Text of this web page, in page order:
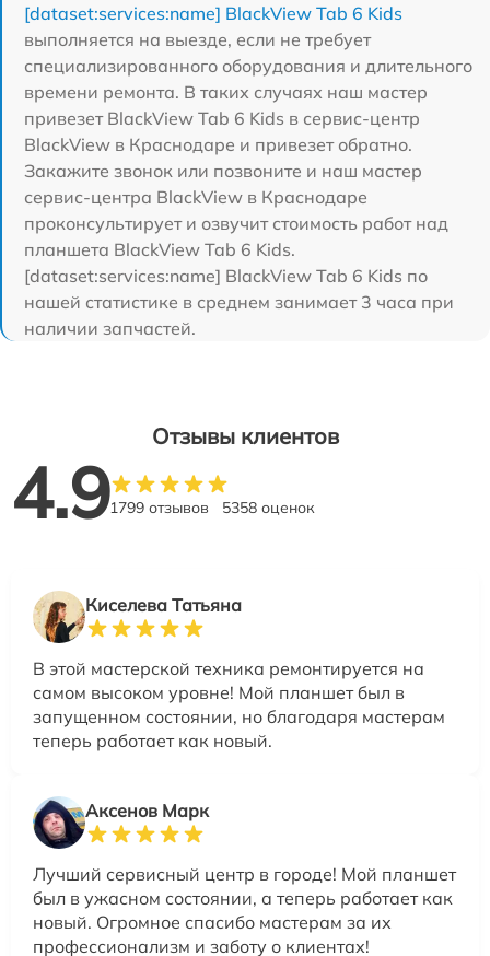
[dataset:services:name] BlackView Tab 6 Kids
выполняется на выезде, если не требует
специализированного оборудования и длительного
времени ремонта. В таких случаях наш мастер
привезет BlackView Tab 6 Kids в сервис-центр
BlackView в Краснодаре и привезет обратно.
Закажите звонок или позвоните и наш мастер
сервис-центра BlackView в Краснодаре
проконсультирует и озвучит стоимость работ над
планшета BlackView Tab 6 Kids.
[dataset:services:name] BlackView Tab 6 Kids по
нашей статистике в среднем занимает 3 часа при
наличии запчастей.
Отзывы клиентов
4.91799 отзывов 5358 оценок
Киселева Татьяна
В этой мастерской техника ремонтируется на
самом высоком уровне! Мой планшет был в
запущенном состоянии, но благодаря мастерам
теперь работает как новый.
Аксенов Марк
Лучший сервисный центр в городе! Мой планшет
был в ужасном состоянии, а теперь работает как
новый. Огромное спасибо мастерам за их
профессионализм и заботу о клиентах!